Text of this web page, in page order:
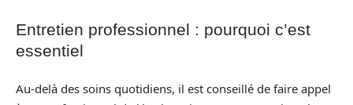
Entretien professionnel : pourquoi c’est
essentiel
Au-delà des soins quotidiens, il est conseillé de faire appel